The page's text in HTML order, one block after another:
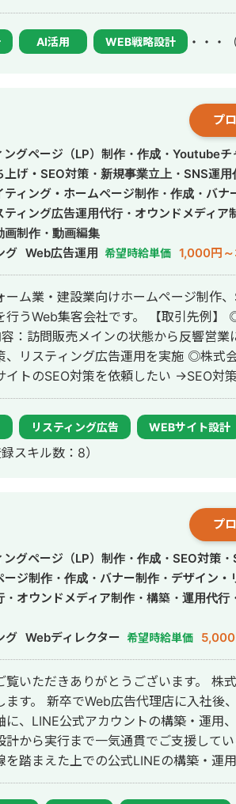
ど、売上に直結するマーケティング実
込み客をLINE登録へつなげる導線設計
、スクール支援19社、ローンチ支援累
がら改善することを大切にしています
けておりますので、よろしくお願いい
AI活用 WEB戦略設計 ・・・
プ
ングページ（LP）制作・作成・Youtube
上げ・SEO対策・新規事業立上・SNS運
ティング・ホームページ制作・作成・バナ
ティング広告運用代行・オウンドメディア
画制作・動画編集
グ Web広告運用 希望時給単価 1,000円
ーム業・建設業向けホームページ制作
社です。 【取引先例】 ◎株式会社 やまもと
：訪問販売メインの状態から反響営
ング広告運用を実施 ◎株式会社 植田板金店 様 ご
のSEO対策を依頼したい →SEO対策を実施 ◎
ーペイント）様 ご依頼内容：Web集客
ィング広告運用を実施 ◎商工会・業界メディア支援
様 「外壁塗装の窓口」様 ほか多数 ◎難関キーワード
」で1位 ・「ガルバリウム 鋼板」で1位
の施工会社に就職。職人として活動す
。事業部で最年少の支配人となり、新
ィング技術をもって独立 ・個人事業と
式会社」を設立 ・法人化後も、3年連続
支援 >SEO事業 >リスティング広
トソーマ株式会社公式サイト
る方は、LINE
くださいませ。
リスティング広告 WEBサイト設計
録スキル数：8）
プ
ングページ（LP）制作・作成・SEO対策・
ージ制作・作成・バナー制作・デザイン・
・オウンドメディア制作・構築・運用代行
グ Webディレクター 希望時給単価
覧いただきありがとうございます。 株
、2023年に独立。現
に、LINE公式アカウントの構築・運用
ら実行まで一気通貫でご支援しています。 ▼最
踏まえた上での公式LINEの構築・運用にな
流入を獲得 → LP・導線設計でLINEに
みです。 ▼対応ツール・領域 GA4 / GTM /